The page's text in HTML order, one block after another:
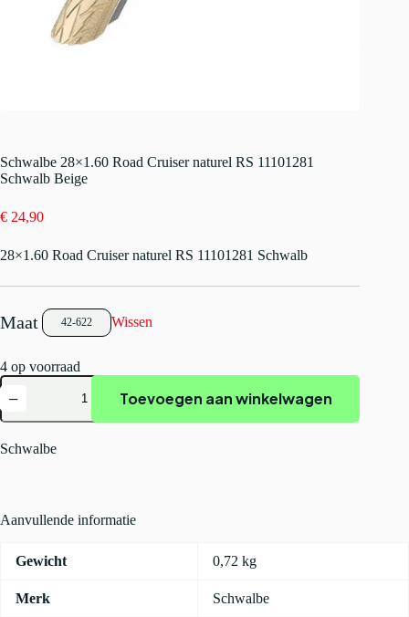
Schwalbe 28×1.60 Road Cruiser naturel RS 11101281
Schwalb Beige
€ 24,90
28×1.60 Road Cruiser naturel RS 11101281 Schwalb
42-622 Wissen
4 op voorraad
Schwalbe
28x1.60
Road
naturel
aantal
Toevoegen aan winkelwagen
Schwalbe
Aanvullende informatie
Gewicht 0,72 kg
Merk Schwalbe